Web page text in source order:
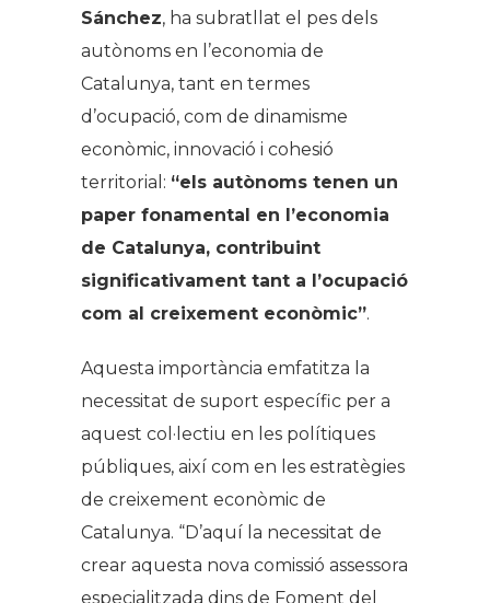
Sánchez, ha subratllat el pes dels
autònoms en l’economia de
Catalunya, tant en termes
d’ocupació, com de dinamisme
econòmic, innovació i cohesió
territorial: “els autònoms tenen un
paper fonamental en l’economia
de Catalunya, contribuint
significativament tant a l’ocupació
com al creixement econòmic”.
Aquesta importància emfatitza la
necessitat de suport específic per a
aquest col·lectiu en les polítiques
públiques, així com en les estratègies
de creixement econòmic de
Catalunya. “D’aquí la necessitat de
crear aquesta nova comissió assessora
especialitzada dins de Foment del